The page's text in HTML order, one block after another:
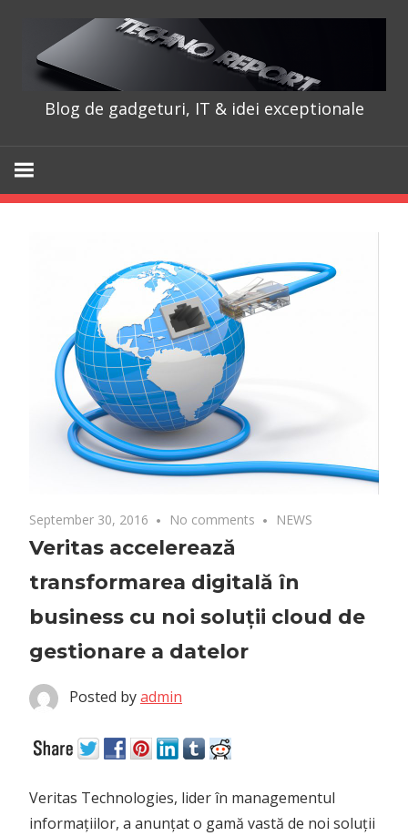
content
Blog de gadgeturi, IT & idei exceptionale
September 30, 2016 No comments NEWS
Veritas accelerează
transformarea digitală în
business cu noi soluții cloud de
gestionare a datelor
Posted byadmin
Veritas Technologies, lider în managementul
informațiilor, a anunțat o gamă vastă de noi soluții